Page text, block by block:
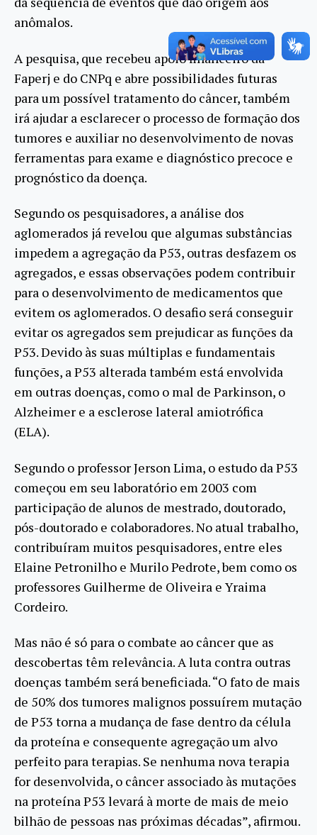
anômalos.
A pesquisa, que recebeu apoio financeiro da
Faperj e do CNPq e abre possibilidades futuras
para um possível tratamento do câncer, também
irá ajudar a esclarecer o processo de formação dos
tumores e auxiliar no desenvolvimento de novas
ferramentas para exame e diagnóstico precoce e
prognóstico da doença.
Segundo os pesquisadores, a análise dos
aglomerados já revelou que algumas substâncias
impedem a agregação da P53, outras desfazem os
agregados, e essas observações podem contribuir
para o desenvolvimento de medicamentos que
evitem os aglomerados. O desafio será conseguir
evitar os agregados sem prejudicar as funções da
P53. Devido às suas múltiplas e fundamentais
funções, a P53 alterada também está envolvida
em outras doenças, como o mal de Parkinson, o
Alzheimer e a esclerose lateral amiotrófica
(ELA).
Segundo o professor Jerson Lima, o estudo da P53
começou em seu laboratório em 2003 com
participação de alunos de mestrado, doutorado,
pós-doutorado e colaboradores. No atual trabalho,
contribuíram muitos pesquisadores, entre eles
Elaine Petronilho e Murilo Pedrote, bem como os
professores Guilherme de Oliveira e Yraima
Cordeiro.
Mas não é só para o combate ao câncer que as
descobertas têm relevância. A luta contra outras
doenças também será beneficiada. “O fato de mais
de 50% dos tumores malignos possuírem mutação
de P53 torna a mudança de fase dentro da célula
da proteína e consequente agregação um alvo
perfeito para terapias. Se nenhuma nova terapia
for desenvolvida, o câncer associado às mutações
na proteína P53 levará à morte de mais de meio
bilhão de pessoas nas próximas décadas”, afirmou.